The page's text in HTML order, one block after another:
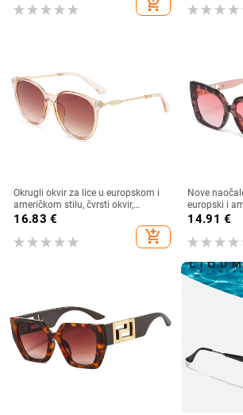
sunčane naočale, jedinstvene
add_shopping_cart
hop
Okrugli okvir za lice u europskom i
američkom stilu, čvrsti okvir,
moderne retro okrugle metalne
naočale
16.83 €
add_shopping_cart
Nove
europski i
s velikim
14.91 €